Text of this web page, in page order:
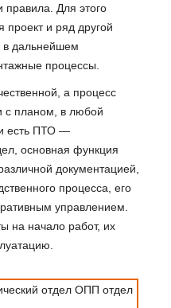
Для этого
проект и ряд другой
в дальнейшем
процессы.
а процесс
с планом, в любой
есть ПТО —
основная функция
документацией,
процесса, его
управлением.
на начало работ, их